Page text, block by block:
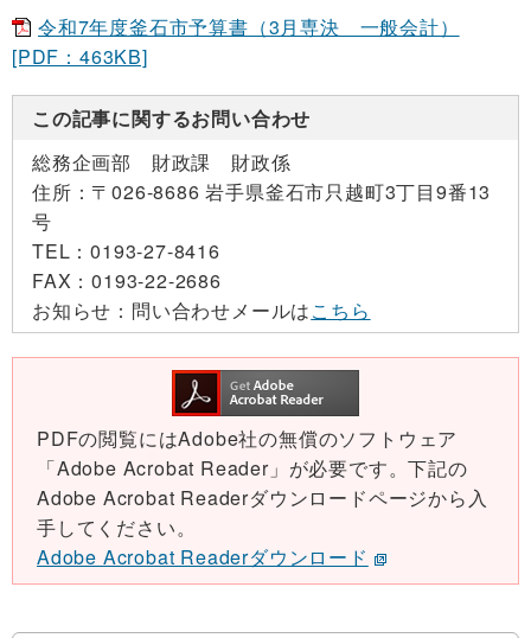
令和7年度釜石市予算書（3月専決 一般会計）
[PDF：463KB]
この記事に関するお問い合わせ
総務企画部 財政課 財政係
住所： 〒026-8686 岩手県釜石市只越町3丁目9番13
号
TEL：0193-27-8416
FAX：0193-22-2686
お知らせ： 問い合わせメールはこちら
PDFの閲覧にはAdobe社の無償のソフトウェア
「Adobe Acrobat Reader」が必要です。下記の
Adobe Acrobat Readerダウンロードページから入
手してください。
Adobe Acrobat Readerダウンロード